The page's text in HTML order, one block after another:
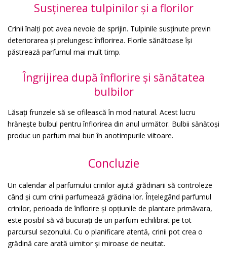
Susținerea tulpinilor și a florilor
Crinii înalți pot avea nevoie de sprijin. Tulpinile susținute previn
deteriorarea și prelungesc înflorirea. Florile sănătoase își
păstrează parfumul mai mult timp.
Îngrijirea după înflorire și sănătatea
bulbilor
Lăsați frunzele să se ofilească în mod natural. Acest lucru
hrănește bulbul pentru înflorirea din anul următor. Bulbii sănătoși
produc un parfum mai bun în anotimpurile viitoare.
Concluzie
Un calendar al parfumului crinilor ajută grădinarii să controleze
când și cum crinii parfumează grădina lor. Înțelegând parfumul
crinilor, perioada de înflorire și opțiunile de plantare primăvara,
este posibil să vă bucurați de un parfum echilibrat pe tot
parcursul sezonului. Cu o planificare atentă, crinii pot crea o
grădină care arată uimitor și miroase de neuitat.